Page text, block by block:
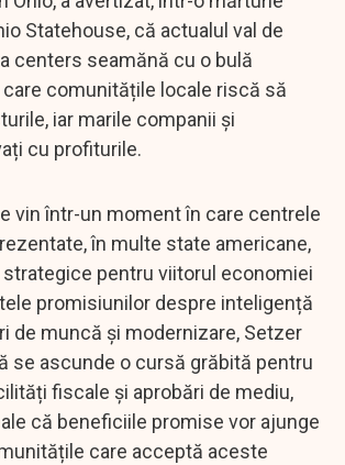
Statehouse, că actualul val de
centers seamănă cu o bulă
comunitățile locale riscă să
iar marile companii și
cu profiturile.
vin într-un moment în care centrele
în multe state americane,
pentru viitorul economiei
promisiunilor despre inteligență
de muncă și modernizare, Setzer
se ascunde o cursă grăbită pentru
fiscale și aprobări de mediu,
că beneficiile promise vor ajunge
care acceptă aceste